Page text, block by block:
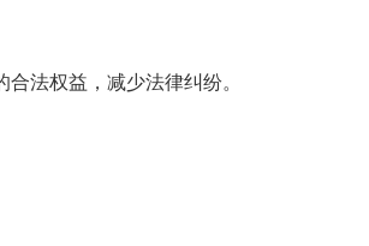
法权益，减少法律纠纷。